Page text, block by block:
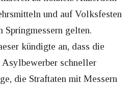
und auf Volksfesten
gelten.
kündigte an, dass die
Asylbewerber schneller
die Straftaten mit Messern